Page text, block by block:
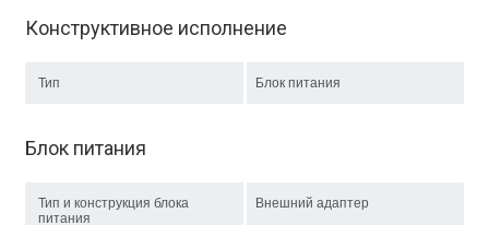
Конструктивное исполнение
Тип Блок питания
Блок питания
Тип и конструкция блока
питания
Внешний адаптер